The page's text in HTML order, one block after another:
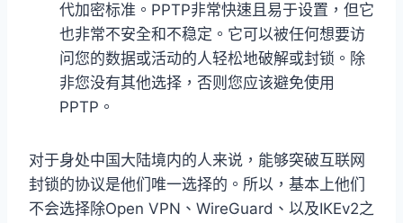
代加密标准。PPTP非常快速且易于设置，但它
也非常不安全和不稳定。它可以被任何想要访
问您的数据或活动的人轻松地破解或封锁。除
非您没有其他选择，否则您应该避免使用
PPTP。
对于身处中国大陆境内的人来说，能够突破互联网
封锁的协议是他们唯一选择的。所以，基本上他们
不会选择除Open VPN、WireGuard、以及IKEv2之